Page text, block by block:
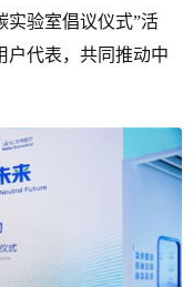
实验室倡议仪式”活
户代表，共同推动中